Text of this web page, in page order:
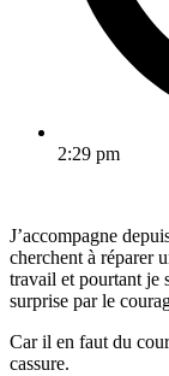
2:29 pm
J’accompagne
cherchent à réparer
travail et pourtant je
surprise par le
Car il en faut du
cassure.